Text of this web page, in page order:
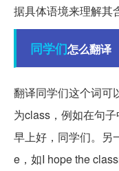
据具体语境来理解其
同学们怎么翻译
翻译同学们这个词可
为class，例如在句
早上好，同学们。另
e，如I hope the